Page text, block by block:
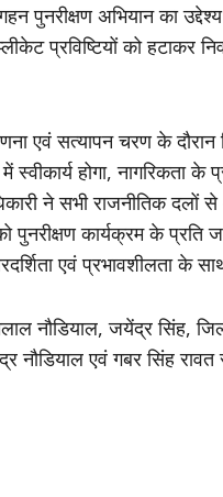
पुनरीक्षण अभियान का
प्रविष्टियों को हटाकर
एवं सत्यापन चरण के
होगा, नागरिकता
ने सभी राजनीतिक दलों
पुनरीक्षण कार्यक्रम के
एवं प्रभावशीलता के
नौडियाल, जयेंद्र सिंह,
नौडियाल एवं गबर सिंह